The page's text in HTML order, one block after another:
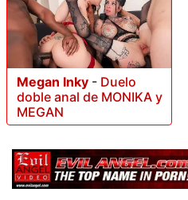
Megan Inky - Duelo
doble anal de MONIKA y
MEGAN